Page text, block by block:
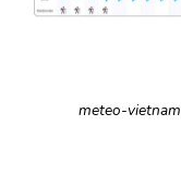
meteo-vietnam